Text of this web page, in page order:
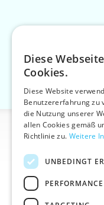
Informationen
Home
Über uns
Diese
Cookies.
Diese Website
Benutzererfahrung zu
die Nutzung unserer
allen Cookies gemäß
Richtlinie zu. Weitere
UNBEDINGT
PERFORMANCE